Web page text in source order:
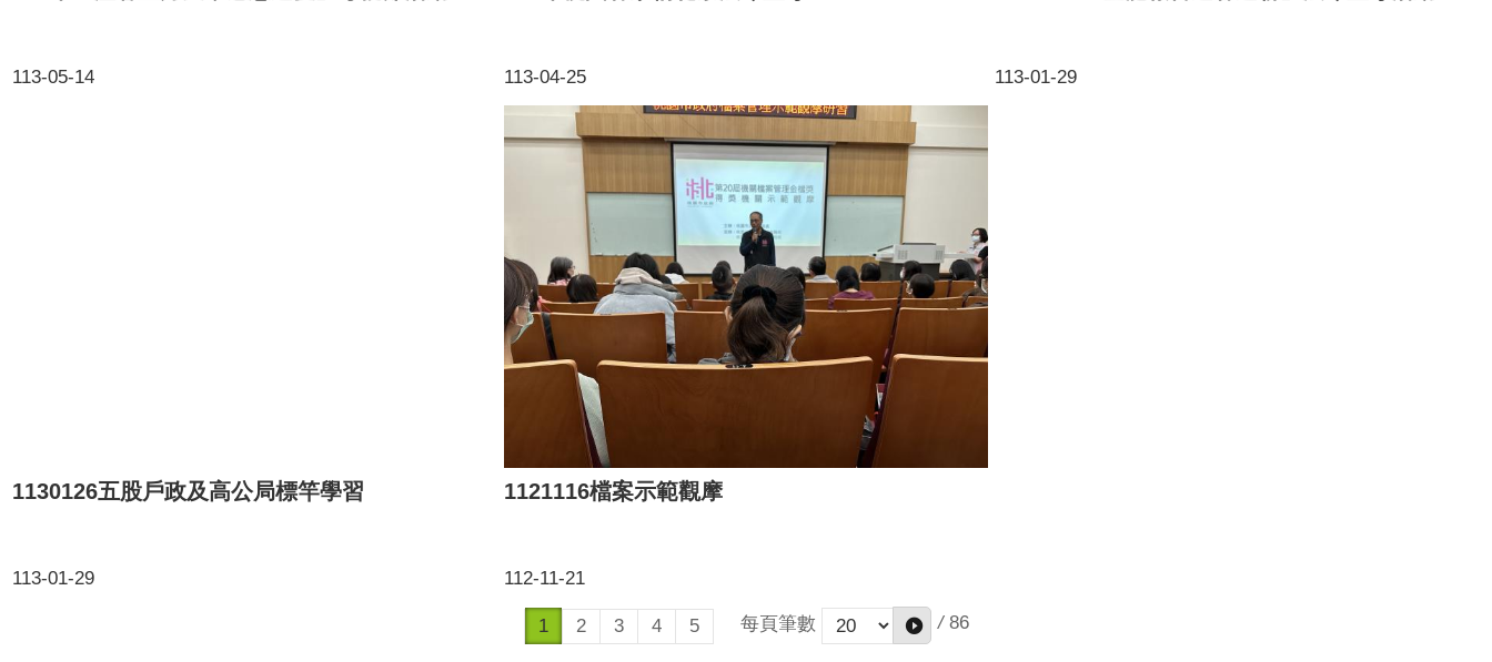
113-05-14 113-04-25 113-01-29
1130126五股戶政及高公局標竿學習
113-01-29
1121116檔案示範觀摩
112-11-21
1 2 3 4 5 每頁筆數 / 86